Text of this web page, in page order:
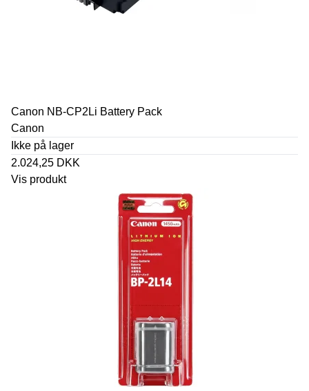
Canon NB-CP2Li Battery Pack
Canon
Ikke på lager
2.024,25 DKK
Vis produkt